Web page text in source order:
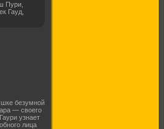
Пури,
Гауд,
безумной
— своего
узнает
лица